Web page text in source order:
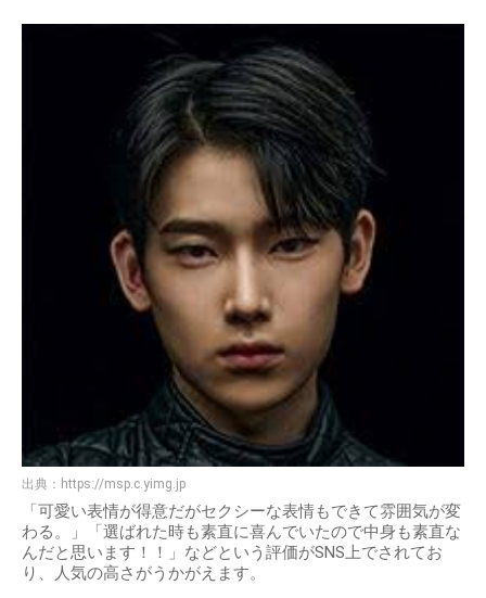
出典： https://msp.c.yimg.jp
「可愛い表情が得意だがセクシーな表情もできて雰囲気が変
わる。」「選ばれた時も素直に喜んでいたので中身も素直な
んだと思います！！」などという評価がSNS上でされてお
り、人気の高さがうかがえます。